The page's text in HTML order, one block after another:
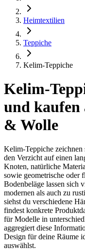
Heimtextilien
Teppiche
Kelim-Teppiche
Kelim-
und kaufen
& Wolle
Kelim-Teppiche
den Verzicht auf einen
Knoten, natürliche
sowie geometrische oder
Bodenbeläge lassen sich
modernen als auch zu
siehst du verschiedene
findest konkrete
für Modelle in
aggregiert diese
Design für deine Räume
auswählst.